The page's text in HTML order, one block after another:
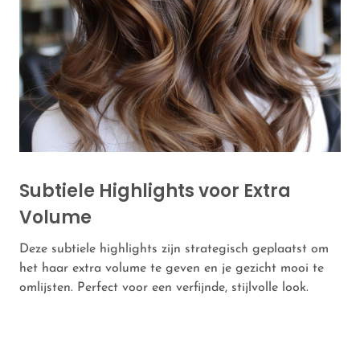
Subtiele Highlights voor Extra
Volume
Deze subtiele highlights zijn strategisch geplaatst om
het haar extra volume te geven en je gezicht mooi te
omlijsten. Perfect voor een verfijnde, stijlvolle look.